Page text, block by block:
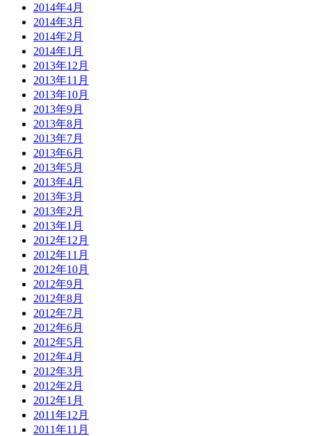
2014年4月
2014年3月
2014年2月
2014年1月
2013年12月
2013年11月
2013年10月
2013年9月
2013年8月
2013年7月
2013年6月
2013年5月
2013年4月
2013年3月
2013年2月
2013年1月
2012年12月
2012年11月
2012年10月
2012年9月
2012年8月
2012年7月
2012年6月
2012年5月
2012年4月
2012年3月
2012年2月
2012年1月
2011年12月
2011年11月